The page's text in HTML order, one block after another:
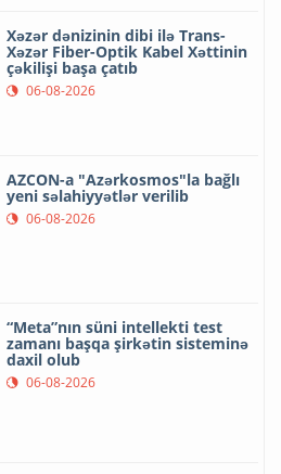
Xəzər dənizinin dibi ilə Trans-
Xəzər Fiber-Optik Kabel Xəttinin
çəkilişi başa çatıb
06-08-2026
AZCON-a "Azərkosmos"la bağlı
yeni səlahiyyətlər verilib
06-08-2026
“Meta”nın süni intellekti test
zamanı başqa şirkətin sisteminə
daxil olub
06-08-2026